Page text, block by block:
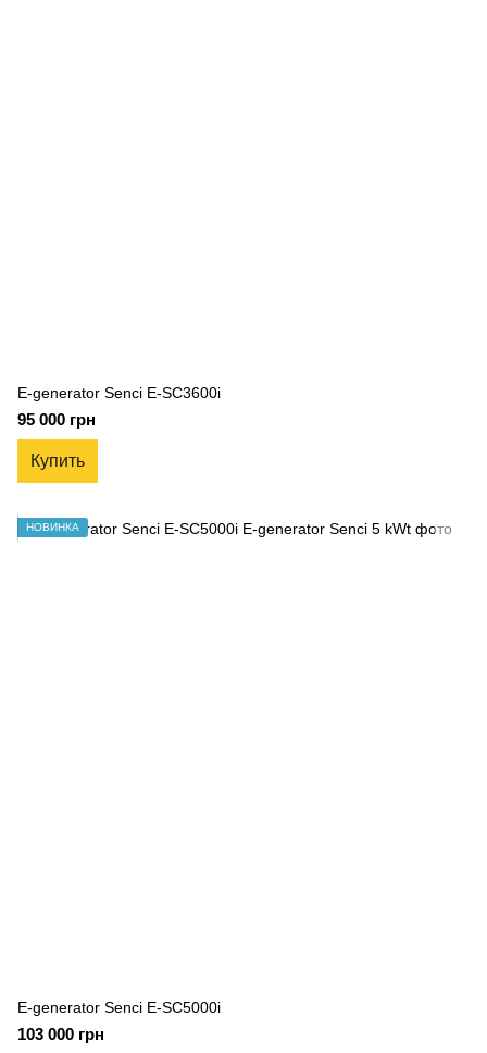
E-generator Senci E-SC3600i
95 000 грн
Купить
НОВИНКА
E-generator Senci E-SC5000i
103 000 грн